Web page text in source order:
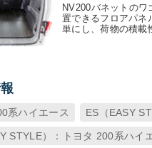
NV200バネットの
置できるフロアパネ
単にし、荷物の積載
系ハイエース ES（EASY
STYLE）：トヨタ 200系ハイ